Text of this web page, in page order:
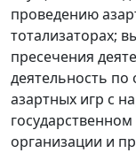
проведению
тотализаторах;
пресечения
деятельность
азартных игр с
организации и